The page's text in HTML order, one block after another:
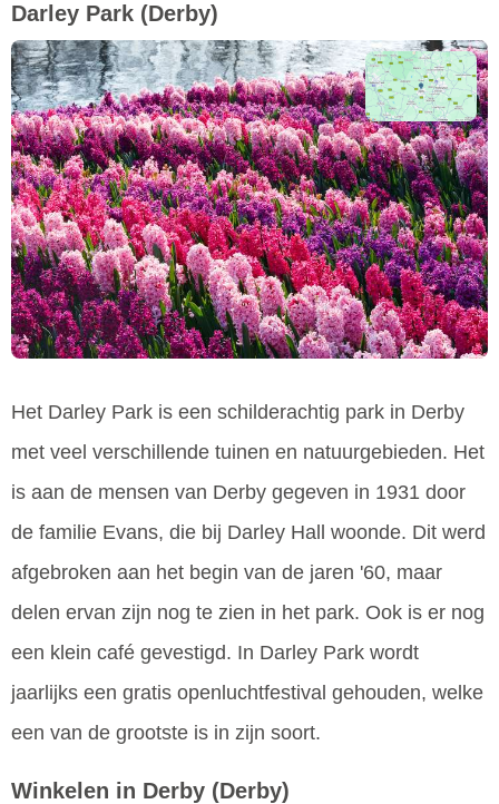
Darley Park (Derby)
Het Darley Park is een schilderachtig park in Derby
met veel verschillende tuinen en natuurgebieden. Het
is aan de mensen van Derby gegeven in 1931 door
de familie Evans, die bij Darley Hall woonde. Dit werd
afgebroken aan het begin van de jaren '60, maar
delen ervan zijn nog te zien in het park. Ook is er nog
een klein café gevestigd. In Darley Park wordt
jaarlijks een gratis openluchtfestival gehouden, welke
een van de grootste is in zijn soort.
Winkelen in Derby (Derby)